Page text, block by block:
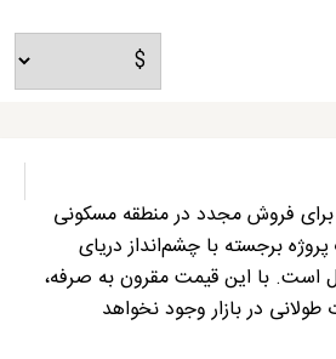
برای فروش مجدد در منطقه مسکونی
برجسته با چشم‌انداز دریای
است. با این قیمت مقرون به صرفه،
در بازار وجود نخواهد